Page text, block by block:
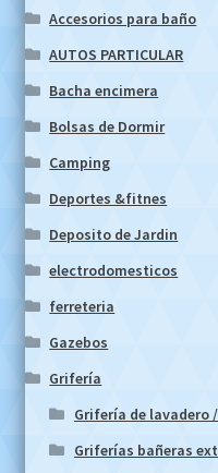
Accesorios para baño
AUTOS PARTICULAR
Bacha encimera
Bolsas de Dormir
Camping
Deportes &fitnes
Deposito de Jardin
electrodomesticos
ferreteria
Gazebos
Grifería
Grifería de lavadero
Griferías bañeras